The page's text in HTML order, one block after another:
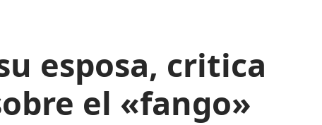
esposa, critica
el «fango»